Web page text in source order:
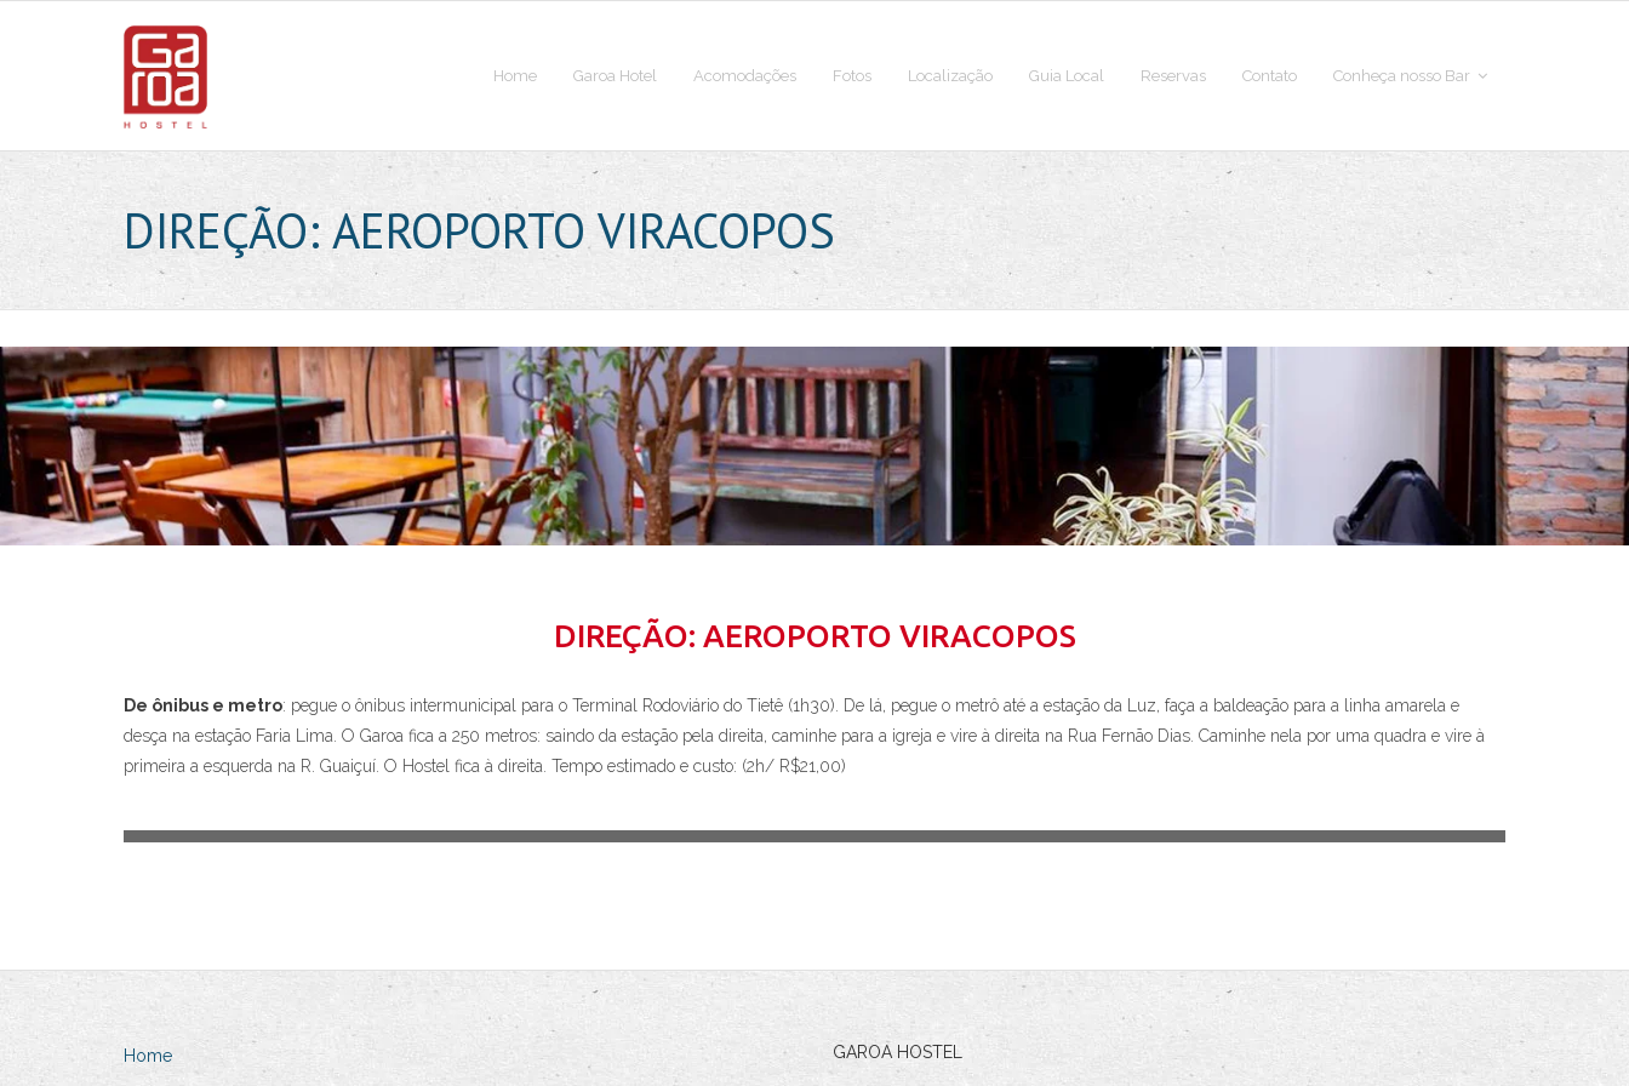
Home Garoa Hotel Acomodações Fotos Localização Guia Local Reservas Contato Conheça nosso Bar
DIREÇÃO: AEROPORTO VIRACOPOS
DIREÇÃO: AEROPORTO VIRACOPOS
De ônibus e metro: pegue o ônibus intermunicipal para o Terminal Rodoviário do Tietê (1h30). De lá, pegue o metrô até a estação da Luz, faça a baldeação para a linha amarela e
desça na estação Faria Lima. O Garoa fica a 250 metros: saindo da estação pela direita, caminhe para a igreja e vire à direita na Rua Fernão Dias. Caminhe nela por uma quadra e vire à
primeira a esquerda na R. Guaiçuí. O Hostel fica à direita. Tempo estimado e custo: (2h/ R$21,00)
Home
GAROA HOSTEL